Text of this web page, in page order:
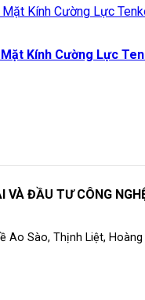
Kính Cường Lực
VÀ ĐẦU TƯ CÔNG
Ao Sào, Thịnh Liệt, Hoàng